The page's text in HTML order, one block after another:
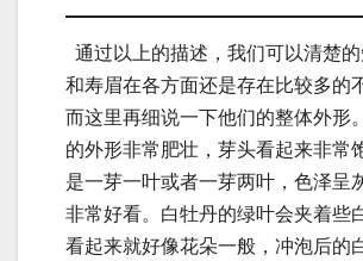
通过以上的描述，我们可以清楚
和寿眉在各方面还是存在比较多的
而这里再细说一下他们的整体外形
的外形非常肥壮，芽头看起来非常
是一芽一叶或者一芽两叶，色泽呈
非常好看。白牡丹的绿叶会夹着些
看起来就好像花朵一般，冲泡后的